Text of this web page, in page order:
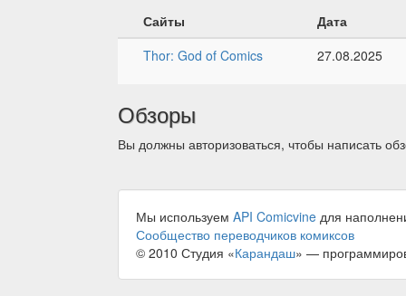
Сайты
Дата
Thor: God of Comics
27.08.2025
Обзоры
Вы должны авторизоваться, чтобы написать
Мы используем API Comicvine для
Сообщество переводчиков комиксов
© 2010 Студия «Карандаш» —